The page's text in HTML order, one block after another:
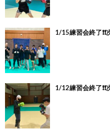
1/15練習会終了❗️❗️
1/12練習会終了❗️❗️